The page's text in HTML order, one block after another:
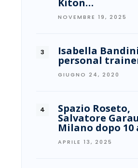
Kiton…
NOVEMBRE 19, 2025
Isabella
personal
GIUGNO 24, 2020
Spazio Roseto,
Salvatore
Milano dopo 10
APRILE 13, 2025